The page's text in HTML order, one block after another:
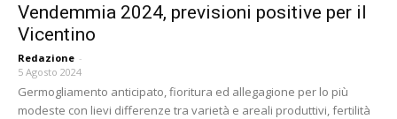
Vendemmia 2024, previsioni positive per il
Vicentino
Redazione -
5 Agosto 2024
Germogliamento anticipato, fioritura ed allegagione per lo più
modeste con lievi differenze tra varietà e areali produttivi, fertilità